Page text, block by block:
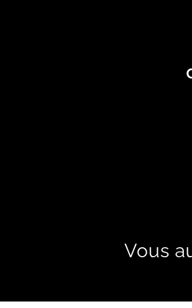
Vous